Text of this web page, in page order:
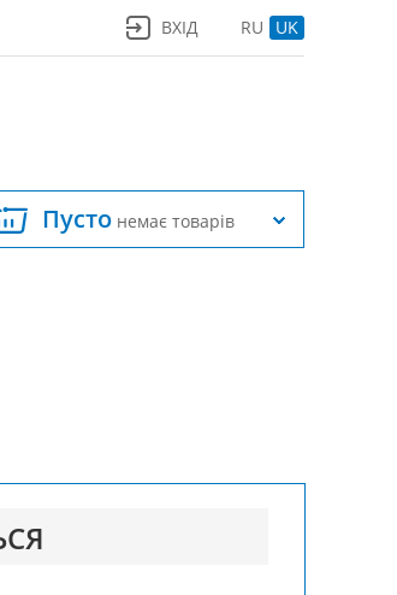
RU UK
ВХІД
Пусто немає товарів